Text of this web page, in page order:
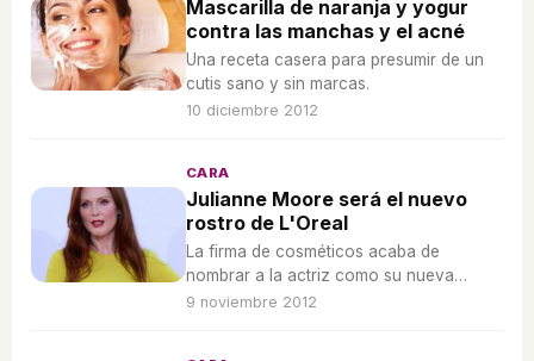
Mascarilla de naranja y yogur
contra las manchas y el acné
Una receta casera para presumir de un
cutis sano y sin marcas.
10 diciembre 2012
CARA
Julianne Moore será el nuevo
rostro de L'Oreal
La firma de cosméticos acaba de
nombrar a la actriz como su nueva
embajadora.
9 noviembre 2012